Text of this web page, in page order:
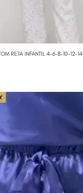
RETA INFANTIL 4-6-8-10-12-14